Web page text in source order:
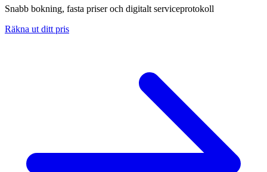
Snabb bokning, fasta priser och digitalt serviceprotokoll
Räkna ut ditt pris